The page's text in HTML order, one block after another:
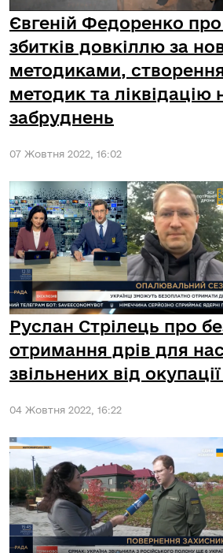
Євгеній Федоренко
збитків довкіллю за
методиками,
методик та ліквідацію
забруднень
07 Жовтня 2022, 16:02
Руслан Стрілець про
отримання дрів для
звільнених від
04 Жовтня 2022, 16:22